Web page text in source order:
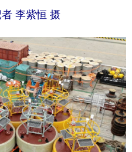
者 李紫恒 摄